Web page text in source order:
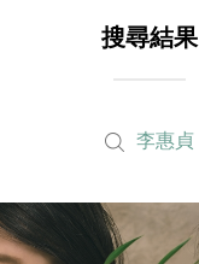
搜尋結果
李惠貞